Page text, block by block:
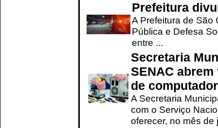
Prefeitura
A Prefeitura de São
Pública e Defesa
entre ...
Secretaria
SENAC
de
A Secretaria
com o Serviço
oferecer, no mês de